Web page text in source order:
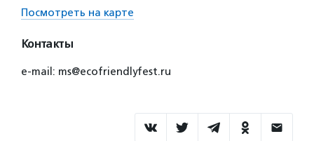
Посмотреть на карте
Контакты
e-mail: ms@ecofriendlyfest.ru